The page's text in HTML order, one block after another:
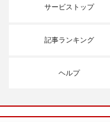
サービストップ
記事ランキング
ヘルプ